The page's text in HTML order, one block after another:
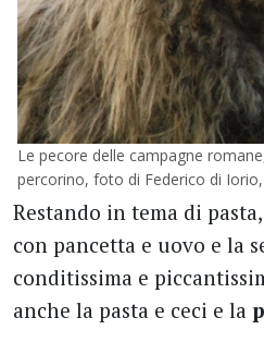
Le pecore delle campagne
percorino, foto di Federico di
Restando in tema di
con pancetta e uovo e la
conditissima e
anche la pasta e ceci e la